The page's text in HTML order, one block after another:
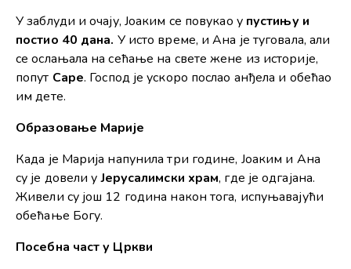
У заблуди и очају, Јоаким се повукао у пустињу и
постио 40 дана. У исто време, и Ана је туговала, али
се ослањала на сећање на свете жене из историје,
попут Саре. Господ је ускоро послао анђела и обећао
им дете.
Образовање Марије
Када је Марија напунила три године, Јоаким и Ана
су је довели уЈерусалимски храм, где је одгајана.
Живели су још 12 година након тога, испуњавајући
обећање Богу.
Посебна част у Цркви